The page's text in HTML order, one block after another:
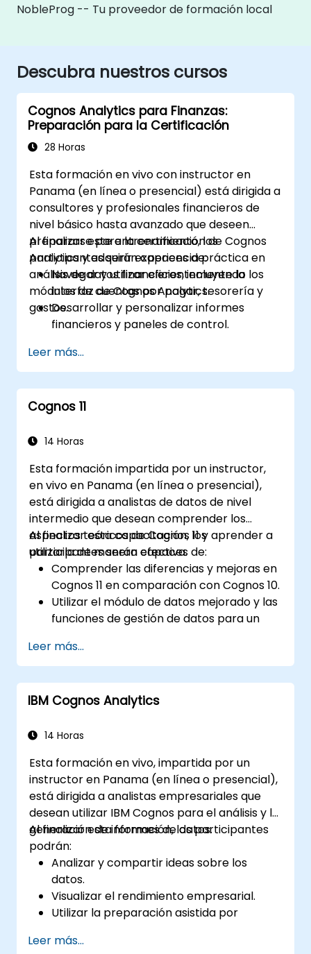
NobleProg -- Tu proveedor de formación local
Descubra nuestros cursos
Cognos Analytics para Finanzas:
Preparación para la Certificación
28 Horas
Esta formación en vivo con instructor en
Panama (en línea o presencial) está dirigida a
consultores y profesionales financieros de
nivel básico hasta avanzado que deseen
prepararse para la certificación de Cognos
Analytics y adquirir experiencia práctica en
análisis de datos financieros, incluyendo los
módulos de cuentas por pagar, tesorería y
gastos.
Al finalizar este entrenamiento, los
participantes serán capaces de:
Navegar y utilizar eficientemente la
interfaz de Cognos Analytics.
Desarrollar y personalizar informes
financieros y paneles de control.
consultas.
Prepararse para el examen de
certificación de Cognos Analytics.
Leer más...
Cognos 11
14 Horas
Esta formación impartida por un instructor,
en vivo en Panama (en línea o presencial),
está dirigida a analistas de datos de nivel
intermedio que desean comprender los
aspectos teóricos de Cognos 11 y aprender a
utilizarla de manera efectiva.
Al finalizar esta capacitación, los
participantes serán capaces de:
Comprender las diferencias y mejoras en
Cognos 11 en comparación con Cognos 10.
Utilizar el módulo de datos mejorado y las
funciones de gestión de datos para un
Implementar buenas prácticas para una
transición fluida y un uso óptimo de
Cognos 11.
Leer más...
IBM Cognos Analytics
14 Horas
Esta formación en vivo, impartida por un
instructor en Panama (en línea o presencial),
está dirigida a analistas empresariales que
desean utilizar IBM Cognos para el análisis y la
generación de informes de datos.
Al finalizar esta formación, los participantes
podrán:
Analizar y compartir ideas sobre los
datos.
Visualizar el rendimiento empresarial.
Utilizar la preparación asistida por
combinar fuentes de datos.
Leer más...